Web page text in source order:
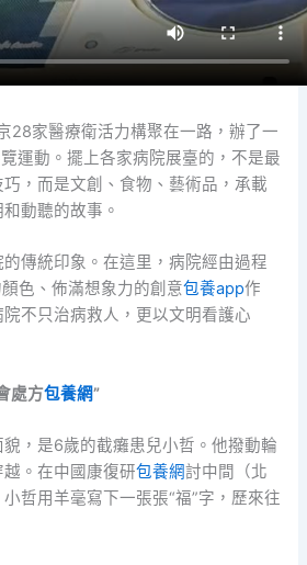
28家醫療衛活力構聚在一路，辦了一
運動。擺上各家病院展臺的，不是最
，而是文創、食物、藝術品，承載
動聽的故事。
傳統印象。在這里，病院經由過程
色、佈滿想象力的創意包養app作
不只治病救人，更以文明看護心
處方包養網”
，是6歲的截癱患兒小哲。他撥動輪
。在中國康復研包養網討中間（北
哲用羊毫寫下一張張“福”字，歷來往